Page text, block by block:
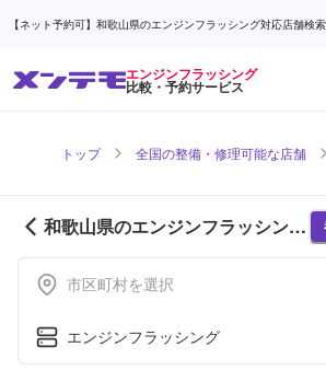
【ネット予約可】和歌山県のエンジンフラッシング対応店舗検
エンジンフラッシング
比較・予約サービス
トップ 全国の整備・修理可能な店舗
和歌山県のエンジンフラッシング
対応店舗紹介 (1ページ目)
市区町村を選択
エンジンフラッシング